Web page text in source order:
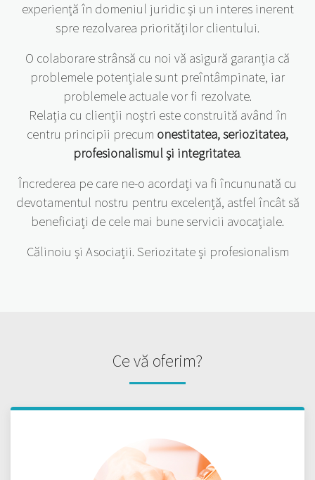
experiență în domeniul juridic și un interes inerent
spre rezolvarea priorităților clientului.
O colaborare strânsă cu noi vă asigură garanția că
problemele potențiale sunt preîntâmpinate, iar
problemele actuale vor fi rezolvate.
Relația cu clienții noștri este construită având în
centru principii precum onestitatea, seriozitatea,
profesionalismul și integritatea.
Încrederea pe care ne-o acordați va fi încununată cu
devotamentul nostru pentru excelență, astfel încât să
beneficiați de cele mai bune servicii avocațiale.
Călinoiu și Asociații. Seriozitate și profesionalism
Ce vă oferim?